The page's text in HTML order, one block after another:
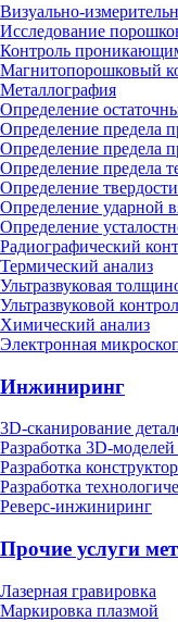
Визуально-
Исследование
Контроль
Магнитопорошковый
Металлография
Определение
Определение предела
Определение предела
Определение предела
Определение твердости
Определение ударной
Определение
Радиографический
Термический анализ
Ультразвуковая
Ультразвуковой
Химический анализ
Электронная
Инжиниринг
3D-сканирование
Разработка 3D-
Разработка
Разработка
Реверс-инжиниринг
Прочие услуги
Лазерная гравировка
Маркировка плазмой